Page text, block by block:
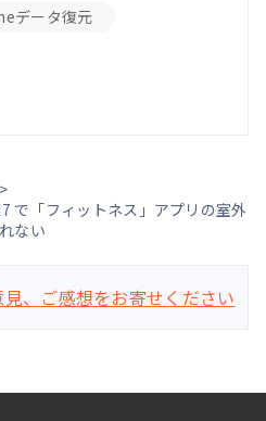
データ復元
で「フィットネス」アプリの室外
ない
、ご感想をお寄せください